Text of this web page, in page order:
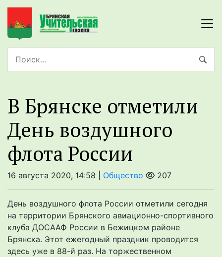
В Брянске отметили
День воздушного
флота России
16 августа 2020, 14:58 | Общество 207
День воздушного флота России отметили сегодня
на территории Брянского авиационно-спортивного
клуба ДОСААФ России в Бежицком районе
Брянска. Этот ежегодный праздник проводится
здесь уже в 88-й раз. На торжественном